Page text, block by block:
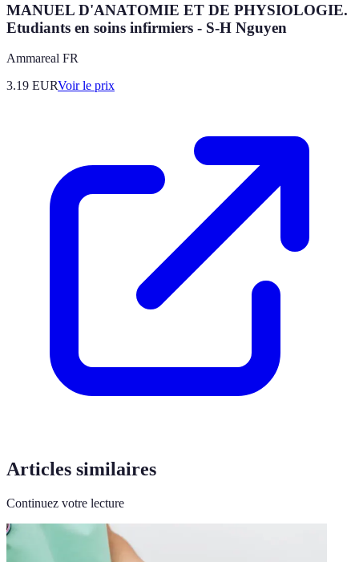
MANUEL D'ANATOMIE ET DE PHYSIOLOGIE.
Etudiants en soins infirmiers - S-H Nguyen
Ammareal FR
3.19 EURVoir le prix
Articles similaires
Continuez votre lecture